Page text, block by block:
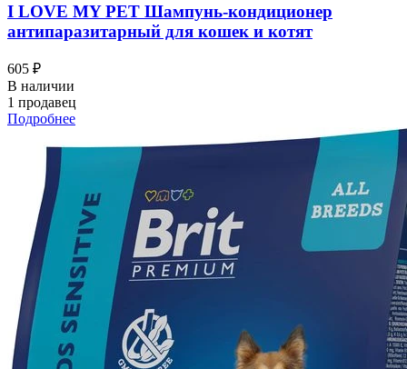
I LOVЕ MY PET Шампунь-кондиционер
антипаразитарный для кошек и котят
605 ₽
В наличии
1 продавец
Подробнее